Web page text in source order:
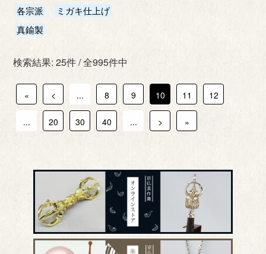
各宗派
ミガキ仕上げ
真鍮製
検索結果: 25件 / 全995件中
« < ... 8 9 10 11 12
... 20 30 40 ... > »